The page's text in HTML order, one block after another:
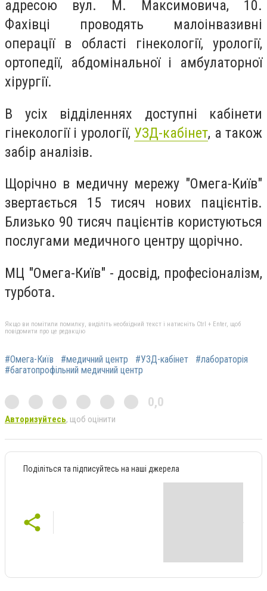
адресою вул. М. Максимовича, 10.
Фахівці проводять малоінвазивні
операції в області гінекології, урології,
ортопедії, абдомінальної і амбулаторної
хірургії.
В усіх відділеннях доступні кабінети
гінекології і урології, УЗД-кабінет, а також
забiр аналізів.
Щорічно в медичну мережу "Омега-Київ"
звертається 15 тисяч нових пацієнтів.
Близько 90 тисяч пацієнтів користуються
послугами медичного центру щорічно.
МЦ "Омега-Київ" - досвід, професіоналізм,
турбота.
Якщо ви помітили помилку, виділіть необхідний текст і натисніть Ctrl + Enter, щоб
повідомити про це редакцію
#Омега-Київ #медичний центр #УЗД-кабінет
#лабораторiя
#багатопрофільний медичний центр
0,0
Авторизуйтесь, щоб оцінити
Поділіться та підписуйтесь на наші джерела